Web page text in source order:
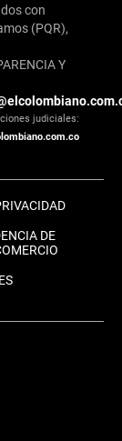
con
(PQR),
Y
judiciales:
DE